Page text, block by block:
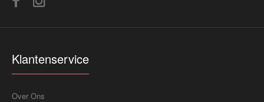
Klantenservice
Over Ons